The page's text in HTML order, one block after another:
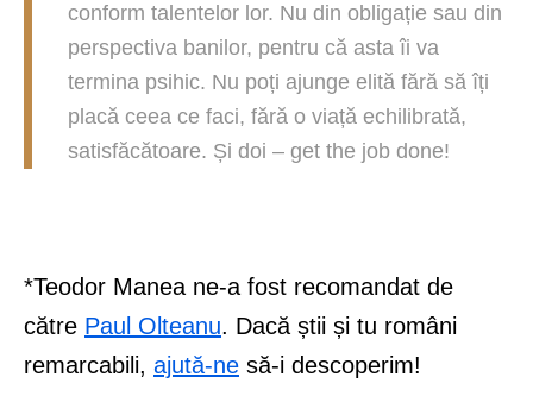
conform talentelor lor. Nu din obligație sau din
perspectiva banilor, pentru că asta îi va
termina psihic. Nu poți ajunge elită fără să îți
placă ceea ce faci, fără o viață echilibrată,
satisfăcătoare. Și doi – get the job done!
*Teodor Manea ne-a fost recomandat de
către Paul Olteanu. Dacă știi și tu români
remarcabili, ajută-ne să-i descoperim!